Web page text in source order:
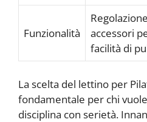
Funzionalità
accessori
facilità di
La scelta del lettino per
fondamentale per chi
disciplina con serietà.